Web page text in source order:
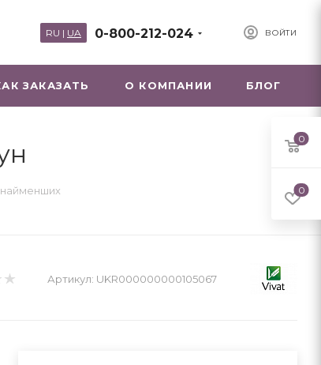
ВОЙТИ
0-800-212-024
RU | UA
ЗАКАЗАТЬ О КОМПАНИИ БЛОГ
найменших
Артикул: UKR000000000105067
0
0